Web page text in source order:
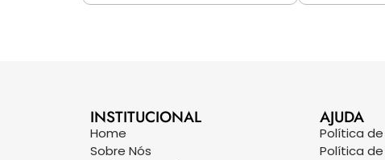
INSTITUCIONAL
Home
Sobre Nós
AJUDA
Política
Política